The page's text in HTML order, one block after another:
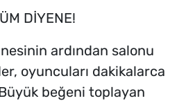
DİYENE!
ardından salonu
oyuncuları dakikalarca
beğeni toplayan